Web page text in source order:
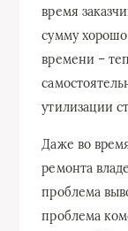
время
сумму хорошо
времени –
утилизации
Даже во
ремонта
проблема
проблема